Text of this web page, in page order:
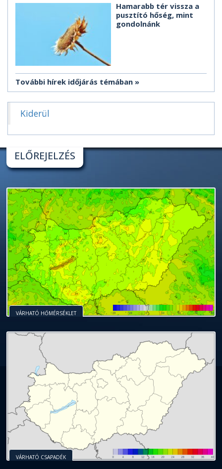
Hamarabb tér vissza a
pusztító hőség, mint
gondolnánk
További hírek időjárás témában
Kiderül
ELŐREJELZÉS
VÁRHATÓ HŐMÉRSÉKLET
VÁRHATÓ CSAPADÉK